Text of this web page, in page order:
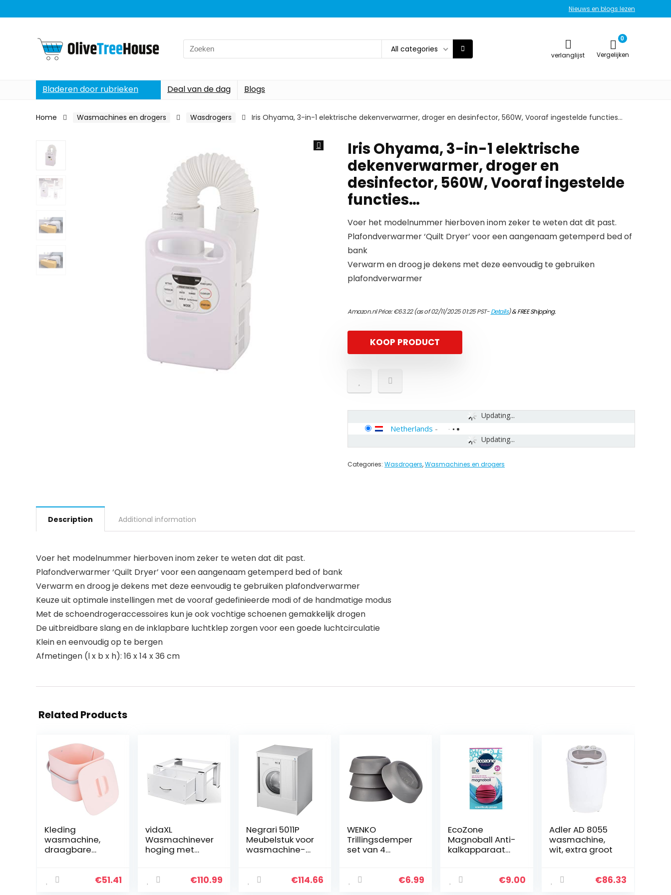
Nieuws en blogs lezen
Search
for:
All categories
verlanglijst
0
Vergelijken
Bladeren door rubrieken Deal van de dag Blogs
Home Wasmachines en drogers Wasdrogers Iris Ohyama, 3-in-1 elektrische dekenverwarmer, droger en desinfector, 560W, Vooraf ingestelde functies…
Iris Ohyama, 3-in-1 elektrische
dekenverwarmer, droger en
desinfector, 560W, Vooraf ingestelde
functies…
Voer het modelnummer hierboven inom zeker te weten dat dit past.
Plafondverwarmer ‘Quilt Dryer’ voor een aangenaam getemperd bed of
bank
Verwarm en droog je dekens met deze eenvoudig te gebruiken
plafondverwarmer
Amazon.nl Price:€63.22(as of 02/11/2025 01:25 PST-Details)&FREE Shipping.
KOOP PRODUCT
Updating...
Updating...
Netherlands -
Categories: Wasdrogers,Wasmachines en drogers
Description Additional information
Voer het modelnummer hierboven inom zeker te weten dat dit past.
Plafondverwarmer ‘Quilt Dryer’ voor een aangenaam getemperd bed of bank
Verwarm en droog je dekens met deze eenvoudig te gebruiken plafondverwarmer
Keuze uit optimale instellingen met de vooraf gedefinieerde modi of de handmatige modus
Met de schoendrogeraccessoires kun je ook vochtige schoenen gemakkelijk drogen
De uitbreidbare slang en de inklapbare luchtklep zorgen voor een goede luchtcirculatie
Klein en eenvoudig op te bergen
Afmetingen (l x b x h): 16 x 14 x 36 cm
Related Products
Kleding
wasmachine,
draagbare
huishouden voor
€51.41
vidaXL
Wasmachinever
hoging met
Verhoger
€110.99
Negrari 5011P
Meubelstuk voor
wasmachine-
buiten,
€114.66
WENKO
Trillingsdemper
set van 4
wasmachine€6.99
EcoZone
Magnoball Anti-
kalkapparaat
wasmachines,
€9.00
Adler AD 8055
wasmachine,
wit, extra groot
€86.33